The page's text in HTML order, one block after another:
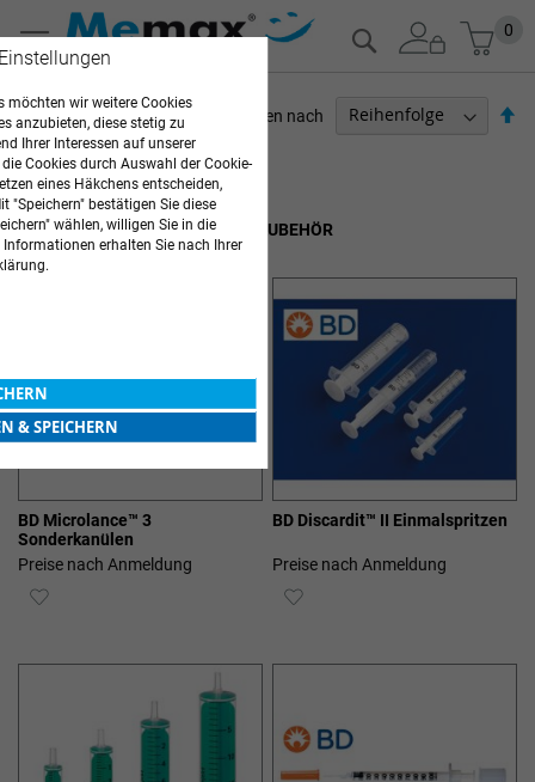
Zum
Inhalt
0
Suche
11Elemente
Sortieren nach
EINMALSPRITZEN, KANÜLEN & ZUBEHÖR
BD Microlance™ 3
Sonderkanülen
Preise nach Anmeldung
ZUR
BD Discardit™ II Einmalspritzen
Preise nach Anmeldung
ZUR
PFLEGEBEDARF
möchten wir weitere Cookies
anzubieten, diese stetig zu
Ihrer Interessen auf unserer
Cookies durch Auswahl der Cookie-
eines Häkchens entscheiden,
"Speichern" bestätigen Sie diese
wählen, willigen Sie in die
erhalten Sie nach Ihrer
& SPEICHERN